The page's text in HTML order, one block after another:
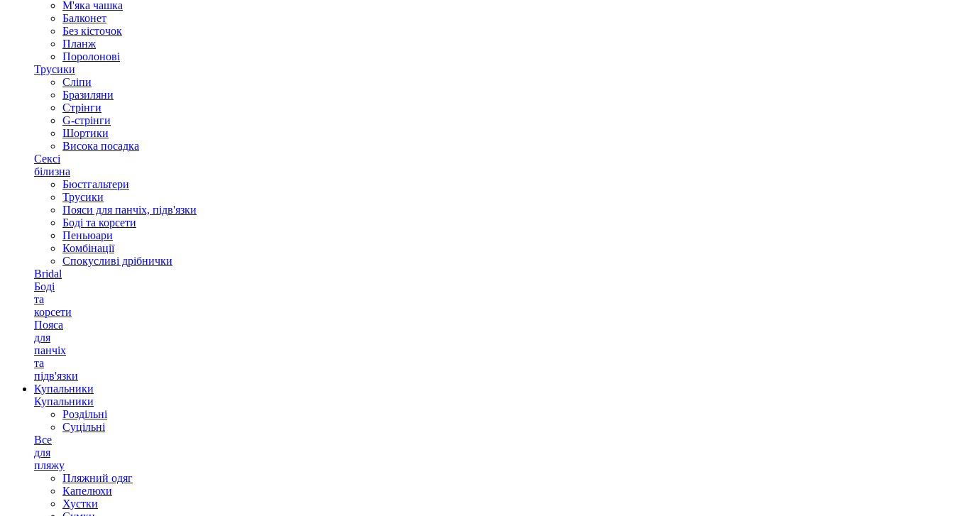
М'яка чашка
Балконет
Без кісточок
Планж
Поролонові
Трусики
Сліпи
Бразиляни
Стрінги
G-стрінги
Шортики
Висока посадка
Сексі
білизна
Бюстгальтери
Трусики
Пояси для панчіх, підв'язки
Боді та корсети
Пеньюари
Комбінації
Спокусливі дрібнички
Bridal
Боді
та
корсети
Пояса
для
панчіх
та
підв'язки
Купальники
Купальники
Роздільні
Суцільні
Все
для
пляжу
Пляжний одяг
Капелюхи
Хустки